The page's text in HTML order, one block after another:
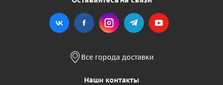
Все города доставки
Наши контакты